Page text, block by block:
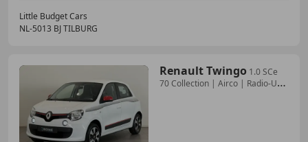
Little Budget Cars
NL-5013 BJ TILBURG
Renault Twingo 1.0 SCe
70 Collection | Airco | Radio-USB